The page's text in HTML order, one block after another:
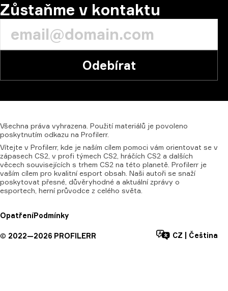
Zůstaňme v kontaktu
Odebírat
Všechna práva vyhrazena. Použití materiálů je povoleno
poskytnutím odkazu na Profilerr.
Vítejte v Profilerr, kde je naším cílem pomoci vám orientovat se v
zápasech CS2, v profi týmech CS2, hráčích CS2 a dalších
věcech souvisejících s trhem CS2 na této planetě. Profilerr je
vaším cílem pro kvalitní esport obsah. Naši autoři se snaží
poskytovat přesné, důvěryhodné a aktuální zprávy o
esportech, herní průvodce z celého světa.
OpatřeníPodmínky
© 2022—2026 PROFILERR CZ Čeština